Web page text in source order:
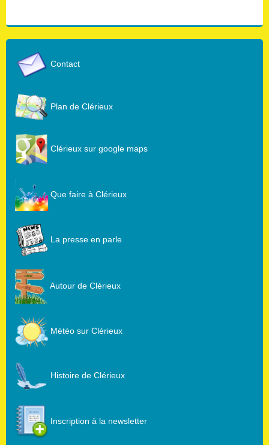
Contact
Plan de Clérieux
Clérieux sur google maps
Que faire à Clérieux
La presse en parle
Autour de Clérieux
Météo sur Clérieux
Histoire de Clérieux
Inscription à la newsletter